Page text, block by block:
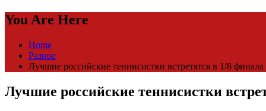
You Are Here
Home
Разное
Лучшие российские теннисистки встретятся в 1/8
Лучшие российские теннисистки